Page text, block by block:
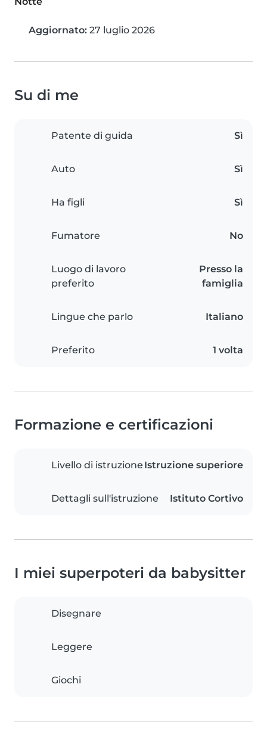
Aggiornato: 27 luglio 2026
Su di me
Patente di guida Sì
Auto Sì
Ha figli Sì
Fumatore No
Luogo di lavoro
preferito
Presso la
famiglia
Lingue che parlo Italiano
Preferito 1 volta
Formazione e certificazioni
Livello di istruzione Istruzione superiore
Dettagli sull'istruzione Istituto Cortivo
I miei superpoteri da babysitter
Disegnare
Leggere
Giochi